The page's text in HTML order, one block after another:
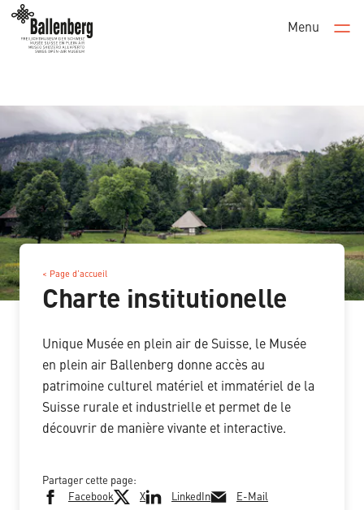
Menu
< Page d’accueil
Charte institutionelle
Unique Musée en plein air de Suisse, le Musée
en plein air Ballenberg donne accès au
patrimoine culturel matériel et immatériel de la
Suisse rurale et industrielle et permet de le
découvrir de manière vivante et interactive.
Partager cette page:
Facebook
X LinkedIn E-Mail